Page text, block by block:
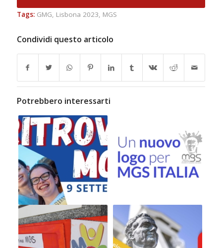
Tags: GMG, Lisbona 2023, MGS
Condividi questo articolo
Potrebbero interessarti